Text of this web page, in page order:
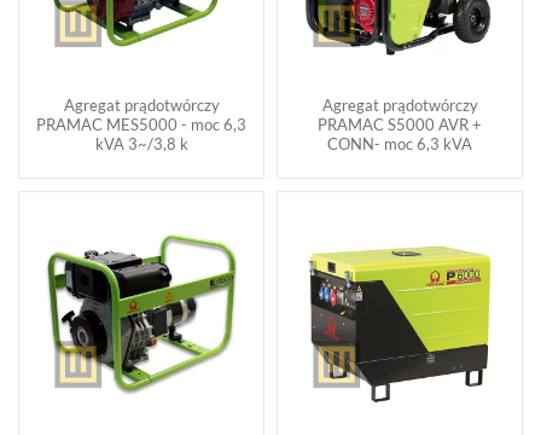
Agregat prądotwórczy
PRAMAC MES5000 - moc 6,3
kVA 3~/3,8 k
Agregat prądotwórczy
PRAMAC S5000 AVR +
CONN- moc 6,3 kVA